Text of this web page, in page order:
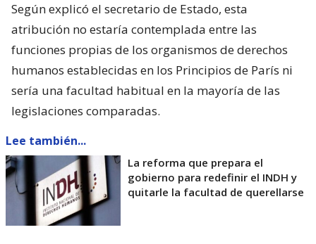
Según explicó el secretario de Estado, esta
atribución no estaría contemplada entre las
funciones propias de los organismos de derechos
humanos establecidas en los Principios de París ni
sería una facultad habitual en la mayoría de las
legislaciones comparadas.
Lee también...
La reforma que prepara el
gobierno para redefinir el INDH y
quitarle la facultad de querellarse